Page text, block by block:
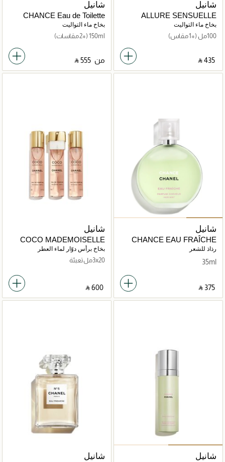
شانيل
ALLURE SENSUELLE
بخاخ ماء التواليت
100مل (+1 مقاس)
‎ ⃁ ⁦435⁩ ‎
شانيل
CHANCE Eau de Toilette
Vaporisateur
بخاخ ماء التواليت
150ml (+2 مقاسات)
من ‎ ⃁ ⁦555⁩ ‎
شانيل
CHANCE EAU FRAÎCHE
رذاذ للشعر
35ml
‎ ⃁ ⁦375⁩ ‎
شانيل
COCO MADEMOISELLE
TWIST AND SPRAY Eau de
Parfum rechargeable
بخاخ برأس دوّار لماء العطر
3x20مل تعبئة
‎ ⃁ ⁦600⁩ ‎
شانيل شانيل